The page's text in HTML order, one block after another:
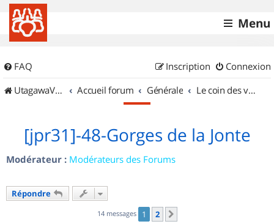
Menu
FAQ Connexion
Inscription
UtagawaVTT (Randos VTT et VTTAE avec traces GPS)
Accueil forum Générale Le coin des vidéastes
[jpr31]-48-Gorges de la Jonte
Modérateur : Modérateurs des Forums
Répondre
14 messages 1 2